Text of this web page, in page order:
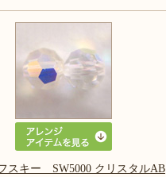
スキー SW5000 クリスタルAB